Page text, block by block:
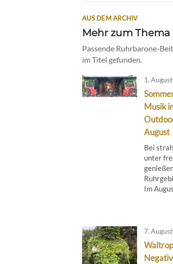
AUS DEM ARCHIV
Mehr zum Thema
Passende Ruhrbarone-
im Titel gefunden.
1.
Musik
August
Bei
unter
Im
7.